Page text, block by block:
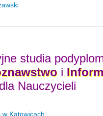
studia
i
Nauczycieli
w Katowicach